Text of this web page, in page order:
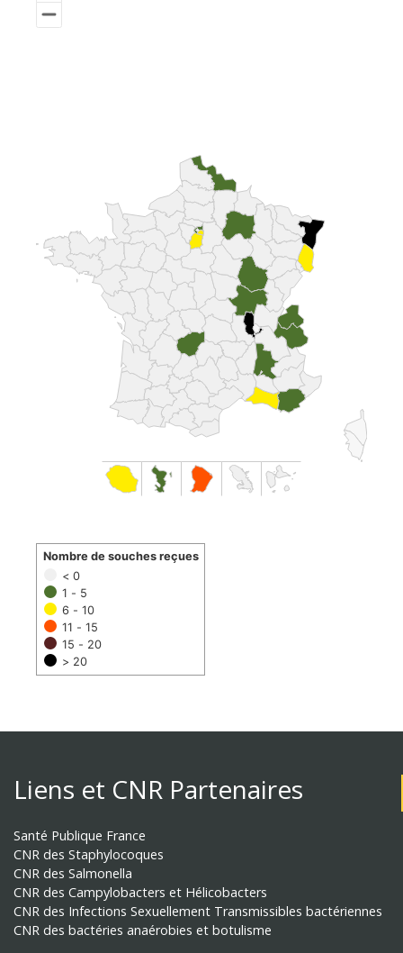
< 0
1 - 5
6 - 10
11 - 15
15 - 20
> 20
Nombre de souches reçues
Liens et CNR Partenaires
Santé Publique France
CNR des Staphylocoques
CNR des Salmonella
CNR des Campylobacters et Hélicobacters
CNR des Infections Sexuellement Transmissibles bactériennes
CNR des bactéries anaérobies et botulisme